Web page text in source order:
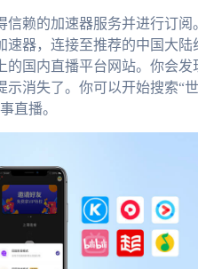
信赖的加速器服务并进行订
器，连接至推荐的中国大
国内直播平台网站。你会发
消失了。你可以开始搜索“
直播。